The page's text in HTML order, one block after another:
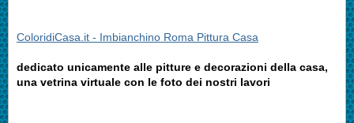
ColoridiCasa.it - Imbianchino Roma Pittura Casa
dedicato unicamente alle pitture e decorazioni della casa,
una vetrina virtuale con le foto dei nostri lavori